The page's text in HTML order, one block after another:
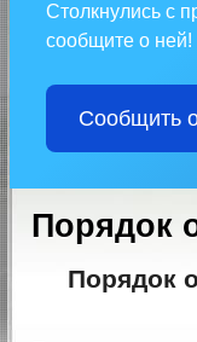
Столкнулись с
сообщите о ней!
Сообщить
Порядок
Порядок